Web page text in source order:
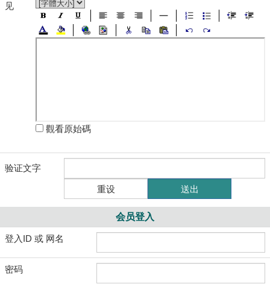
见
觀看原始碼
验证文字
会员登入
登入ID 或 网名
密码